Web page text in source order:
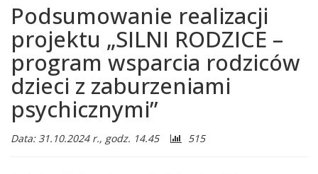
Podsumowanie realizacji
projektu „SILNI RODZICE –
program wsparcia rodziców
dzieci z zaburzeniami
psychicznymi”
Data: 31.10.2024 r., godz. 14.45
Liczba
515